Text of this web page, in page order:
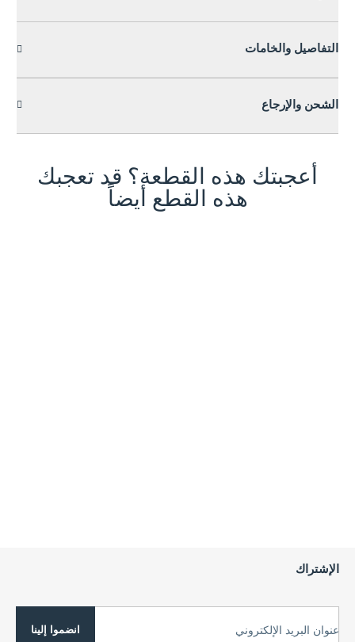
التفاصيل والخامات
الشحن والإرجاع
أعجبتك هذه القطعة؟ قد تعجبك
هذه القطع أيضاً
الإشتراك
عنوان البريد الإلكتروني انضموا إلينا